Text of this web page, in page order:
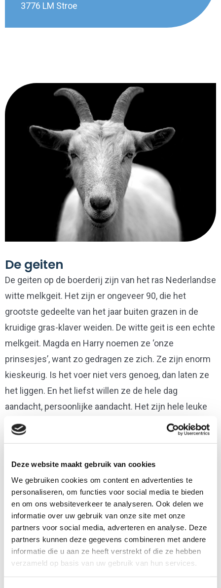
Deze website maakt gebruik van cookies
We gebruiken cookies om content en advertenties te
personaliseren, om functies voor social media te bieden
en om ons websiteverkeer te analyseren. Ook delen we
informatie over uw gebruik van onze site met onze
partners voor social media, adverteren en analyse. Deze
partners kunnen deze gegevens combineren met andere
informatie die u aan ze heeft verstrekt of die ze hebben
verzameld op basis van uw gebruik van hun services.
3776 LM Stroe
De geiten
De geiten op de boerderij zijn van het ras Nederlandse
witte melkgeit. Het zijn er ongeveer 90, die het
grootste gedeelte van het jaar buiten grazen in de
kruidige gras-klaver weiden. De witte geit is een echte
melkgeit. Magda en Harry noemen ze ‘onze
prinsesjes’, want zo gedragen ze zich. Ze zijn enorm
kieskeurig. Is het voer niet vers genoeg, dan laten ze
het liggen. En het liefst willen ze de hele dag
aandacht, persoonlijke aandacht. Het zijn hele leuke
dieren om mee te werken, ze zijn erg aanhankelijk,
aaibaar en erg op mensen gericht.